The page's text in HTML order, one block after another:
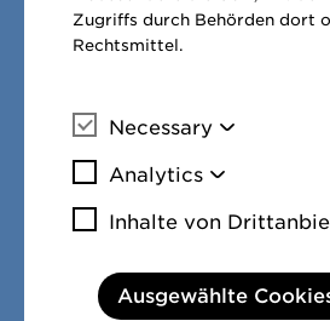
taxonomiefähigen
bildet den Zähler der
Die Basis für die
Kosten, die sich auf
Entwicklung,
kurzfristiges Leasing,
Zugriffs durch Behörden dort
Rechtsmittel.
Necessary Mehr
Analytics Mehr
Inhalte von
Ausgewählte